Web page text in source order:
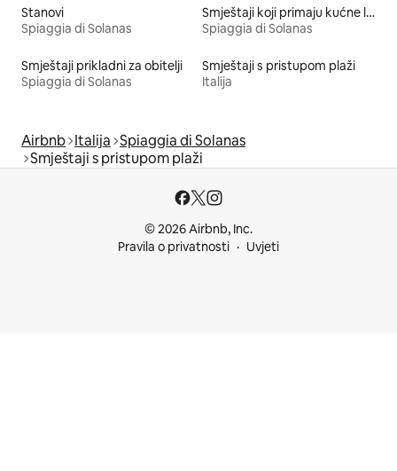
Stanovi
Spiaggia di Solanas
Smještaji koji primaju kućne ljubimce
Spiaggia di Solanas
Smještaji prikladni za obitelji
Spiaggia di Solanas
Smještaji s pristupom plaži
Italija
Airbnb Italija Spiaggia di Solanas
Smještaji s pristupom plaži
© 2026 Airbnb, Inc.
Pravila o privatnosti
Uvjeti